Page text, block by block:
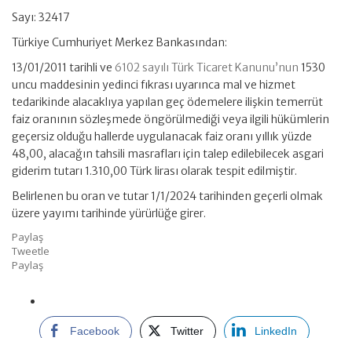
Sayı: 32417
Türkiye Cumhuriyet Merkez Bankasından:
13/01/2011 tarihli ve 6102 sayılı Türk Ticaret Kanunu’nun 1530
uncu maddesinin yedinci fıkrası uyarınca mal ve hizmet
tedarikinde alacaklıya yapılan geç ödemelere ilişkin temerrüt
faiz oranının sözleşmede öngörülmediği veya ilgili hükümlerin
geçersiz olduğu hallerde uygulanacak faiz oranı yıllık yüzde
48,00, alacağın tahsili masrafları için talep edilebilecek asgari
giderim tutarı 1.310,00 Türk lirası olarak tespit edilmiştir.
Belirlenen bu oran ve tutar 1/1/2024 tarihinden geçerli olmak
üzere yayımı tarihinde yürürlüğe girer.
Paylaş
Tweetle
Paylaş
Facebook Twitter LinkedIn